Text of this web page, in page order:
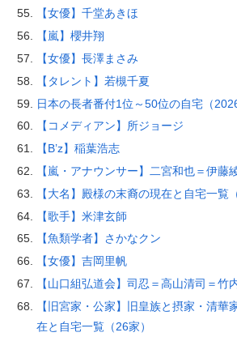
【女優】千堂あきほ
【嵐】櫻井翔
【女優】長澤まさみ
【タレント】若槻千夏
日本の長者番付1位～50位の自宅（
【コメディアン】所ジョージ
【B’z】稲葉浩志
【嵐・アナウンサー】二宮和也＝伊藤
【大名】殿様の末裔の現在と自宅一覧
【歌手】米津玄師
【魚類学者】さかなクン
【女優】吉岡里帆
【山口組弘道会】司忍＝高山清司＝竹
【旧宮家・公家】旧皇族と摂家・清華
在と自宅一覧（26家）